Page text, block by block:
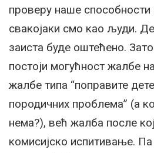
проверу наше способности
свакојаки смо као људи.
заиста буде оштећено.
постоји могућност жалбе
жалбе типа “поправите
породичних проблема” (а
нема?), већ жалба после
комисијско испитивање.